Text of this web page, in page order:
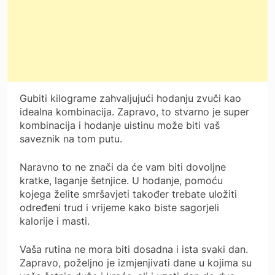
Gubiti kilograme zahvaljujući hodanju zvuči kao
idealna kombinacija. Zapravo, to stvarno je super
kombinacija i hodanje uistinu može biti vaš
saveznik na tom putu.
Naravno to ne znači da će vam biti dovoljne
kratke, laganje šetnjice. U hodanje, pomoću
kojega želite smršavjeti također trebate uložiti
određeni trud i vrijeme kako biste sagorjeli
kalorije i masti.
Vaša rutina ne mora biti dosadna i ista svaki dan.
Zapravo, poželjno je izmjenjivati dane u kojima su